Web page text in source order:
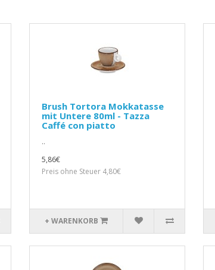
Brush Tortora Mokkatasse
mit Untere 80ml - Tazza
Caffé con piatto
..
5,86€
Preis ohne Steuer 4,80€
+ WARENKORB